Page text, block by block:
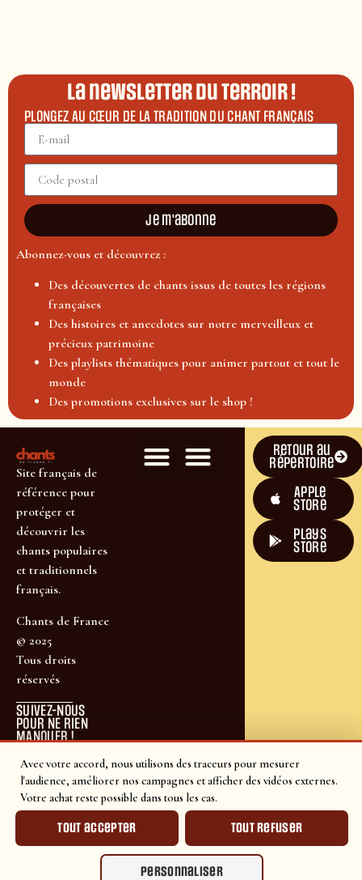
Avec votre accord, nous utilisons des traceurs pour mesurer
l'audience, améliorer nos campagnes et afficher des vidéos externes.
Votre achat reste possible dans tous les cas.
Tout accepter Tout refuser
Personnaliser
La newsletter du terroir !
PLONGEZ AU CŒUR DE LA TRADITION DU CHANT FRANÇAIS
Je m'abonne
Abonnez-vous et découvrez :
Des découvertes de chants issus de toutes les régions
françaises
Des histoires et anecdotes sur notre merveilleux et
précieux patrimoine
Des playlists thématiques pour animer partout et tout le
monde
Des promotions exclusives sur le shop !
Site français de
référence pour
protéger et
découvrir les
chants populaires
et traditionnels
français.
Chants de France
© 2025
Tous droits
réservés
SUIVEZ-NOUS
POUR NE RIEN
MANQUER !
Retour au
répertoire
Apple
Store
plays
store